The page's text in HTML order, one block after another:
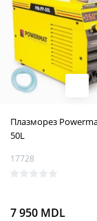
Плазморез
50L
17728
7 950 MDL